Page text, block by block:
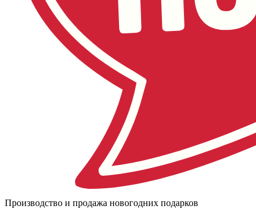
Производство и продажа новогодних подарков